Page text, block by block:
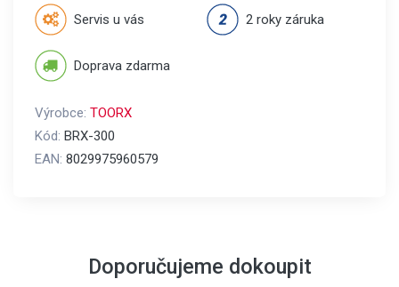
Servis u vás 2 roky záruka
Doprava zdarma
Výrobce: TOORX
Kód: BRX-300
EAN: 8029975960579
Doporučujeme dokoupit